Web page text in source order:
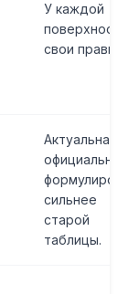
У каждой
поверхности
свои правила.
Актуальная
официальная
формулировка
сильнее
старой
таблицы.